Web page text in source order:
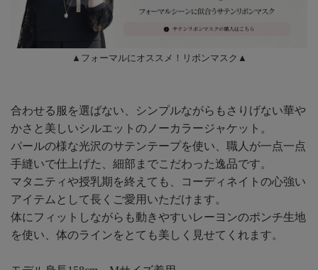
▲フォーマルにオススメ！リボンマスク▲
合わせる服を選ばない、シンプルながらもさりげない華や
かさと美しいシルエットのノーカラージャケット。
パールの様な光沢のサテンテープを使い、職人が一点一点
手縫いで仕上げた、細部までこだわった逸品です。
マタニティや授乳期を終えても、コーディネイトの心強い
アイテムとして長くご愛用いただけます。
体にフィットしながらも動きやすいレーヨンのポンチ生地
を使い、体のラインをとても美しく見せてくれます。